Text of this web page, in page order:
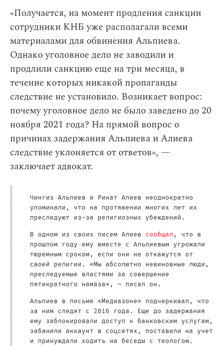
«Получается, на момент продления санкции
сотрудники КНБ уже располагали всеми
материалами для обвинения Альпиева.
Однако уголовное дело не заводили и
продлили санкцию еще на три месяца, в
течение которых никакой пропаганды
следствие не установило. Возникает вопрос:
почему уголовное дело не было заведено до 20
ноября 2021 года? На прямой вопрос о
причинах задержания Альпиева и Алиева
следствие уклоняется от ответов», —
заключает адвокат.
Чингиз Альпиев и Ринат Алиев неоднократно
упоминали, что на протяжении многих лет их
преследуют из-за религиозных убеждений.
В одном из своих писем Алиев сообщал, что в
прошлом году ему вместе с Альпиевым угрожали
тюремным сроком, если они не откажутся от
своей религии. «Мы абсолютно невиновные люди,
преследуемые властями за совершение
пятикратного намаза», — писал он.
Альпиев в письме «Медиазоне» подчеркивал, что
за ним следят с 2016 года. Еще до задержания
ему заблокировали доступ к банковским услугам,
забанили аккаунт в соцсетях, поставили на учет
и принуждали ходить на беседы с теологом.